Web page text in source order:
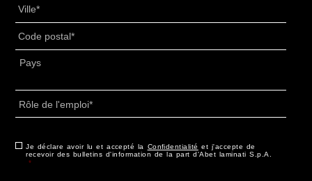
Adresse
Pays
de
Consenso *
Je déclare avoir lu et accepté la Confidentialité et j'accepte de
recevoir des bulletins d'information de la part d'Abet laminati S.p.A.
*